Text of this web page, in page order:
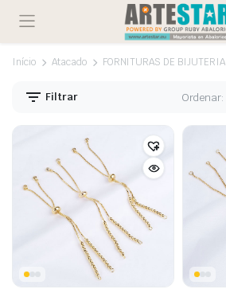
Início Atacado FORNITURAS DE BIJUTERIA
Filtrar Ordenar: